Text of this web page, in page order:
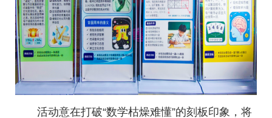
活动意在打破“数学枯燥难懂”的刻板印象，将